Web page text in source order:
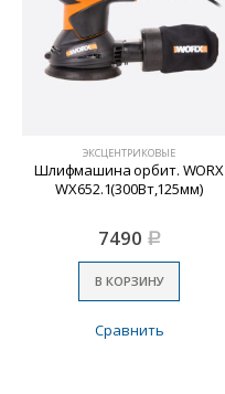
ЭКСЦЕНТРИКОВЫЕ
Шлифмашина орбит. WORX
WX652.1(300Вт,125мм)
7490 Р
В КОРЗИНУ
Сравнить